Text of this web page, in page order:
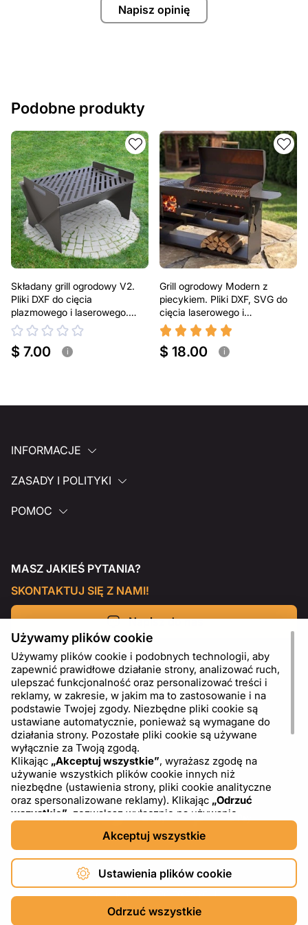
Napisz opinię
Podobne produkty
Składany grill ogrodowy V2.
Pliki DXF do cięcia
plazmowego i laserowego.
Przenośny grill BBQ
$ 7.00 i
Grill ogrodowy Modern z
piecykiem. Pliki DXF, SVG do
cięcia laserowego i
plazmowego
$ 18.00 i
INFORMACJE
ZASADY I POLITYKI
POMOC
MASZ JAKIEŚ PYTANIA?
SKONTAKTUJ SIĘ Z NAMI!
Napisz do nas
Copyright © 2026 DXF4YOU.
PL USD - US Dollar ($)
Używamy plików cookie
Używamy plików cookie i podobnych technologii, aby
zapewnić prawidłowe działanie strony, analizować ruch,
ulepszać funkcjonalność oraz personalizować treści i
reklamy, w zakresie, w jakim ma to zastosowanie i na
podstawie Twojej zgody. Niezbędne pliki cookie są
ustawiane automatycznie, ponieważ są wymagane do
działania strony. Pozostałe pliki cookie są używane
wyłącznie za Twoją zgodą.
Klikając „Akceptuj wszystkie”, wyrażasz zgodę na
używanie wszystkich plików cookie innych niż
niezbędne (ustawienia strony, pliki cookie analityczne
oraz spersonalizowane reklamy). Klikając „Odrzuć
wszystkie” , zezwalasz wyłącznie na używanie
niezbędnych plików cookie. Klikając
, możesz wybrać, które kategorie plików cookie
chcesz zaakceptować lub zablokować. Możesz w
dowolnym momencie zmienić lub wycofać swoją zgodę,
korzystając z linku „Ustawienia plików cookie” w dolnej
części strony. Więcej informacji na temat korzystania z
plików cookie, w tym o dostawcach zewnętrznych,
znajdziesz w naszejPolityce plików cookie
Akceptuj wszystkie
Ustawienia plików cookie
Odrzuć wszystkie